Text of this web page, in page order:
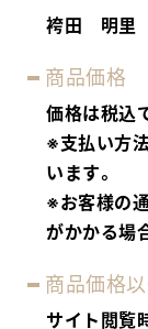
袴田 明里
商品価格
価格は税込
※支払い方
います。
※お客様の
がかかる場
商品価格
サイト閲覧